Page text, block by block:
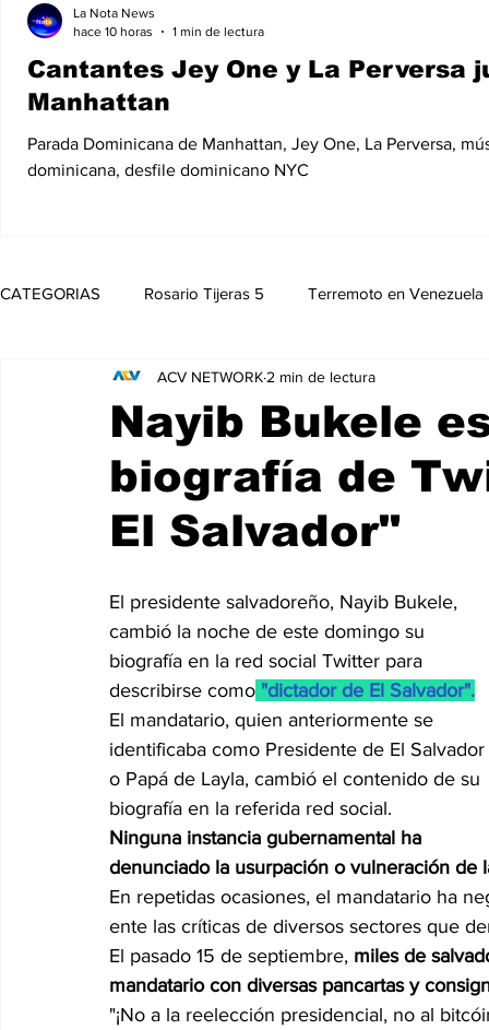
Cantantes Jey One y La Perversa
Manhattan
Parada Dominicana de Manhattan, Jey One, La Perversa,
dominicana, desfile dominicano NYC
La Nota News
hace 10 horas
1 min de lectura
CATEGORIAS Rosario Tijeras 5 Terremoto en Venezuela
Trump Regresa a La Casa Blanca Opinión
Entretenimiento MedioAmbiente
Cine y Plataformas Digitales Dra. Acosta Then
Nayib Bukele
biografía de
El Salvador"
ACV NETWORK 2 min de lectura
El presidente salvadoreño, Nayib Bukele,
cambió la noche de este domingo su
biografía en la red social Twitter para
describirse como "dictador de El Salvador".
El mandatario, quien anteriormente se
identificaba como Presidente de El Salvador
o Papá de Layla, cambió el contenido de su
biografía en la referida red social.
Ninguna instancia gubernamental ha
denunciado la usurpación o vulneración de
En repetidas ocasiones, el mandatario ha
ente las críticas de diversos sectores que
El pasado 15 de septiembre, miles de
mandatario con diversas pancartas y
"¡No a la reelección presidencial, no al